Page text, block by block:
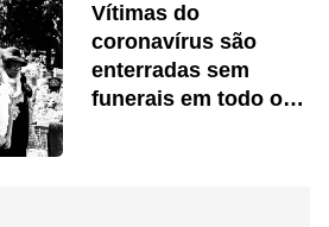
Vítimas do
coronavírus são
enterradas sem
funerais em todo o